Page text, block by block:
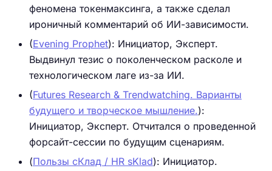
феномена токенмаксинга, а также сделал
ироничный комментарий об ИИ-зависимости.
(Evening Prophet): Инициатор, Эксперт.
Выдвинул тезис о поколенческом расколе и
технологическом лаге из-за ИИ.
(Futures Research & Trendwatching. Варианты
будущего и творческое мышление.):
Инициатор, Эксперт. Отчитался о проведенной
форсайт-сессии по будущим сценариям.
(Пользы сКлад / HR sKlad): Инициатор.